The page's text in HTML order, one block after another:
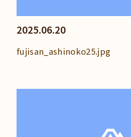
2025.06.20
fujisan_ashinoko25.jpg